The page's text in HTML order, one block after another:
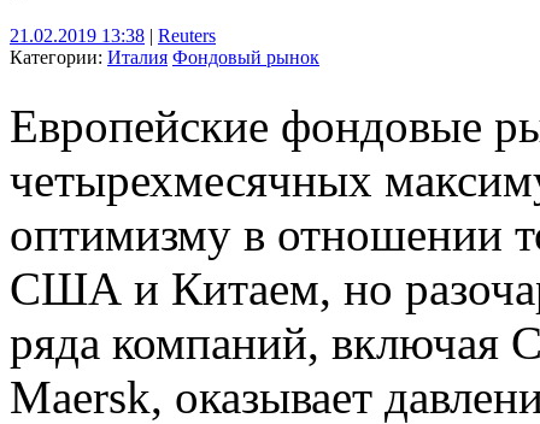
21.02.2019 13:38 | Reuters
Категории: Италия Фондовый рынок
Европейские фондовые
четырехмесячных
оптимизму в отношении
США и Китаем, но
ряда компаний, включая
Maersk, оказывает